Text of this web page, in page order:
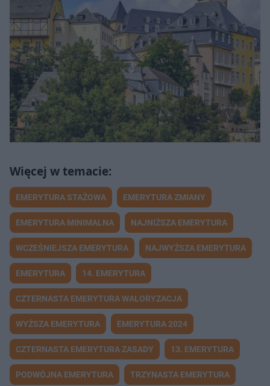
EMERYTURA STAŻOWA EMERYTURA ZMIANY
EMERYTURA MINIMALNA NAJNIŻSZA EMERYTURA
WCZEŚNIEJSZA EMERYTURA NAJWYŻSZA EMERYTURA
EMERYTURA 14. EMERYTURA
CZTERNASTA EMERYTURA WALORYZACJA
WYŻSZA EMERYTURA EMERYTURA 2024
CZTERNASTA EMERYTURA ZASADY 13. EMERYTURA
PODWÓJNA EMERYTURA TRZYNASTA EMERYTURA